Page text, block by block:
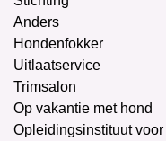
Anders
Hondenfokker
Uitlaatservice
Trimsalon
Op vakantie met hond
Opleidingsinstituut